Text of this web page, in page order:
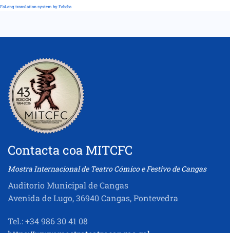
FaLang translation system by Faboba
Contacta coa MITCFC
Mostra Internacional de Teatro Cómico e Festivo de Cangas
Auditorio Municipal de Cangas
Avenida de Lugo, 36940 Cangas, Pontevedra
Tel.: +34 986 30 41 08